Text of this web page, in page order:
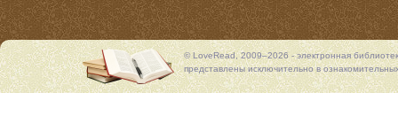
© LoveRead, 2009–2026 - электронная
представлены исключительно в